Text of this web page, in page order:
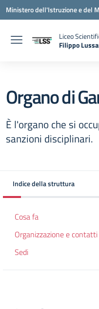
Vai ai contenuti
Vai al menu di navigazione
Vai al footer
Ministero dell'Istruzione e del
Liceo
Filippo
Organo di
È l'organo che si
sanzioni disciplinari.
Indice della struttura
Cosa fa
Organizzazione e contatti
Sedi